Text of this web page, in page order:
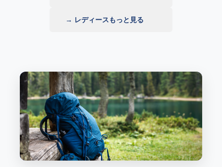
→ レディースもっと見る